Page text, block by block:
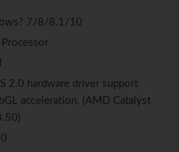
7/8/8.1/10
2.0 hardware driver support
acceleration. (AMD Catalyst